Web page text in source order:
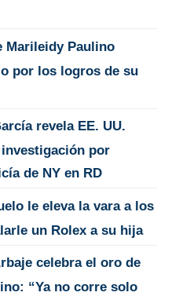
Marileidy Paulino
por los logros de su
revela EE. UU.
por
de NY en RD
le eleva la vara a los
un Rolex a su hija
celebra el oro de
“Ya no corre solo